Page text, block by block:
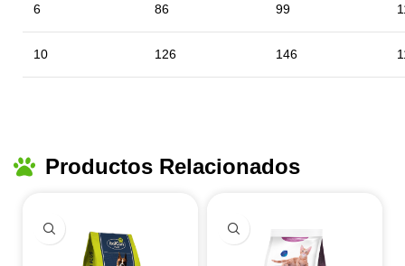
6 86 99
10 126 146
Productos Relacionados